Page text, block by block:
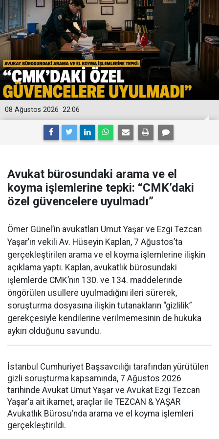
22:06
08 Ağustos 2026
Avukat bürosundaki arama ve el
koyma işlemlerine tepki: “CMK’daki
özel güvencelere uyulmadı”
Ömer Günel’in avukatları Umut Yaşar ve Ezgi Tezcan
Yaşar’ın vekili Av. Hüseyin Kaplan, 7 Ağustos’ta
gerçekleştirilen arama ve el koyma işlemlerine ilişkin
açıklama yaptı. Kaplan, avukatlık bürosundaki
işlemlerde CMK’nın 130. ve 134. maddelerinde
öngörülen usullere uyulmadığını ileri sürerek,
soruşturma dosyasına ilişkin tutanakların “gizlilik”
gerekçesiyle kendilerine verilmemesinin de hukuka
aykırı olduğunu savundu.
İstanbul Cumhuriyet Başsavcılığı tarafından yürütülen
gizli soruşturma kapsamında, 7 Ağustos 2026
tarihinde Avukat Umut Yaşar ve Avukat Ezgi Tezcan
Yaşar’a ait ikamet, araçlar ile TEZCAN & YAŞAR
Avukatlık Bürosu’nda arama ve el koyma işlemleri
gerçekleştirildi.